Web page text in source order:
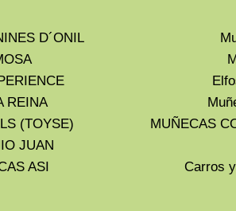
D´ONIL
REINA
(TOYSE)
JUAN
ASI
MUÑECAS
Carros